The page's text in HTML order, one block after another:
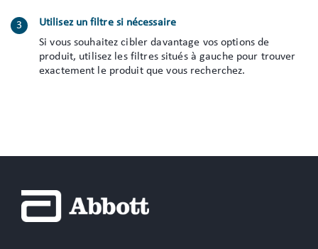
Utilisez un filtre si nécessaire
Si vous souhaitez cibler davantage vos options de
produit, utilisez les filtres situés à gauche pour trouver
exactement le produit que vous recherchez.